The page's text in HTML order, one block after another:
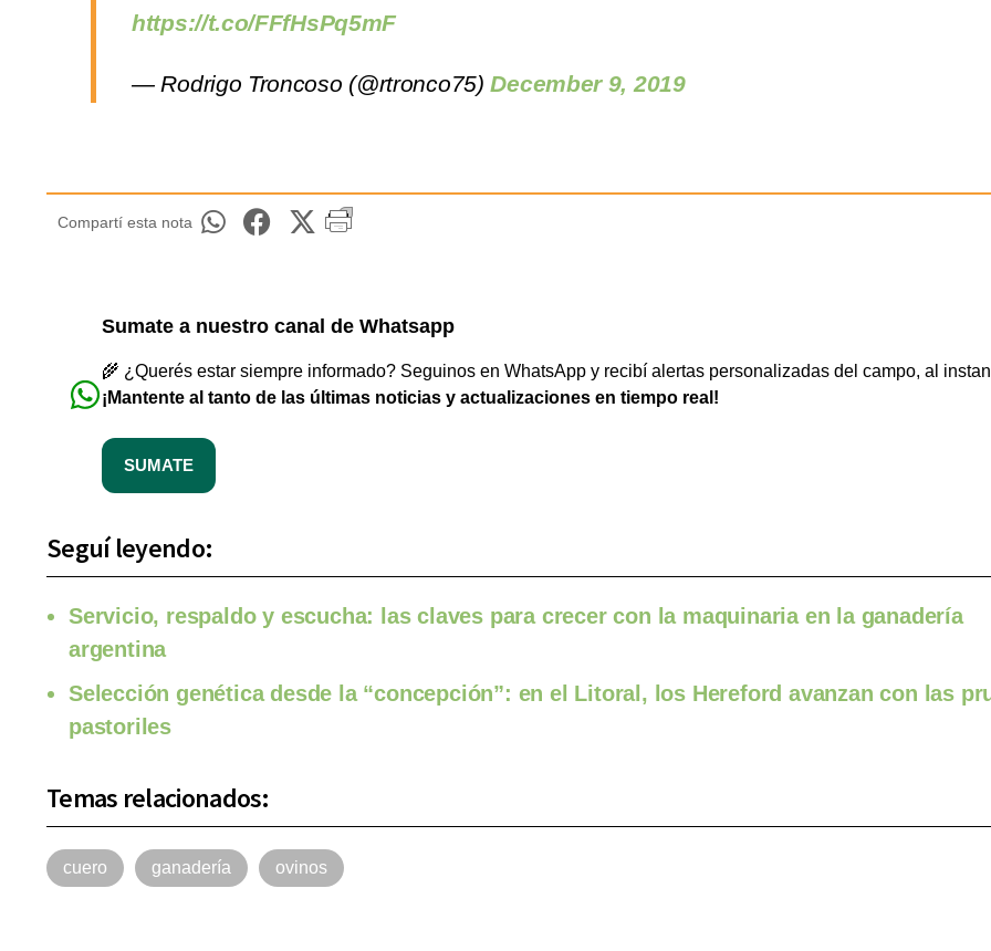
https://t.co/FFfHsPq5mF
— Rodrigo Troncoso (@rtronco75)December 9, 2019
Compartí esta nota
Sumate a nuestro canal de Whatsapp
🌾 ¿Querés estar siempre informado? Seguinos en WhatsApp y recibí alertas personalizadas del campo, al
¡Mantente al tanto de las últimas noticias y actualizaciones en tiempo real!
SUMATE
Seguí leyendo:
Servicio, respaldo y escucha: las claves para crecer con la maquinaria en la ganadería
argentina
Selección genética desde la “concepción”: en el Litoral, los Hereford avanzan con las
pastoriles
Temas relacionados:
cuero ganadería ovinos